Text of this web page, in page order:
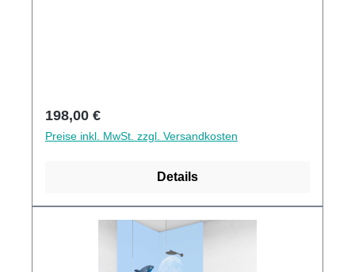
Regulärer Preis:
198,00 €
Preise inkl. MwSt. zzgl. Versandkosten
Details